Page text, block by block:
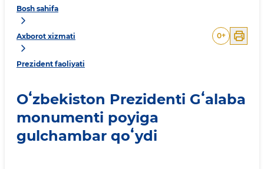
Bosh sahifa
Axborot xizmati
Prezident faoliyati
0+
Oʻzbekiston Prezidenti Gʻalaba
monumenti poyiga
gulchambar qoʻydi